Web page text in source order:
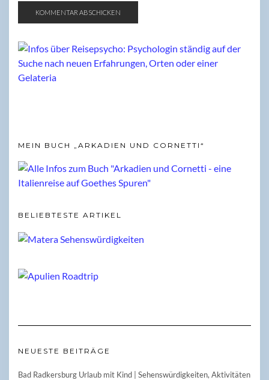
MEIN BUCH „ARKADIEN UND CORNETTI“
BELIEBTESTE ARTIKEL
NEUESTE BEITRÄGE
Bad Radkersburg Urlaub mit Kind | Sehenswürdigkeiten, Aktivitäten